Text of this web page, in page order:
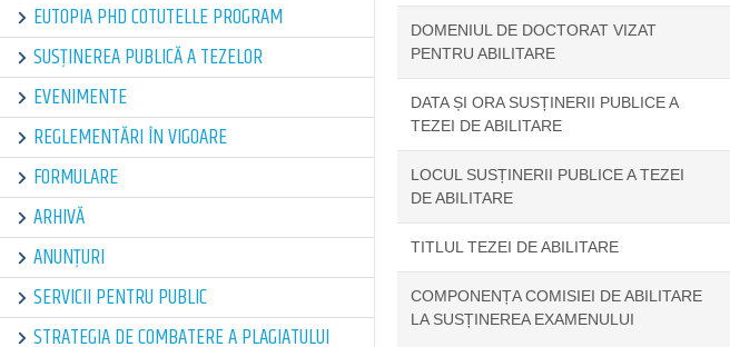
EUTOPIA PHD COTUTELLE PROGRAM
SUSȚINEREA PUBLICĂ A TEZELOR
EVENIMENTE
REGLEMENTĂRI ÎN VIGOARE
FORMULARE
ARHIVĂ
ANUNȚURI
SERVICII PENTRU PUBLIC
STRATEGIA DE COMBATERE A PLAGIATULUI
DOMENIUL DE DOCTORAT VIZAT
PENTRU ABILITARE
DATA ȘI ORA SUSȚINERII PUBLICE A
TEZEI DE ABILITARE
LOCUL SUSȚINERII PUBLICE A TEZEI
DE ABILITARE
TITLUL TEZEI DE ABILITARE
COMPONENȚA COMISIEI DE ABILITARE
LA SUSȚINEREA EXAMENULUI